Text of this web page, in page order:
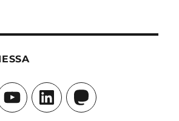
YouTubeLinkedInMastodon